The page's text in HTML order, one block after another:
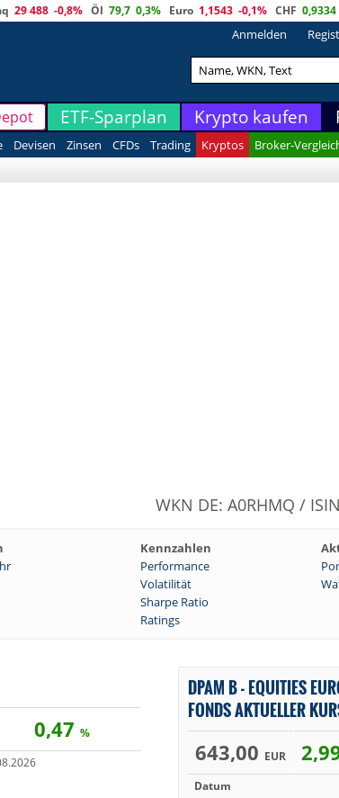
29 488 -0,8% Öl 79,7 0,3% Euro 1,1543 -0,1% CHF 0,9334
Anmelden
ETF-Sparplan Krypto kaufen
Devisen Zinsen CFDs Trading Kryptos Broker-
WKN DE: A0RHMQ /
Kennzahlen
Performance
Volatilität
Sharpe Ratio
Ratings
0,47 %
DPAM B - EQUITIES
FONDS AKTUELLER
643,00 EUR
Datum